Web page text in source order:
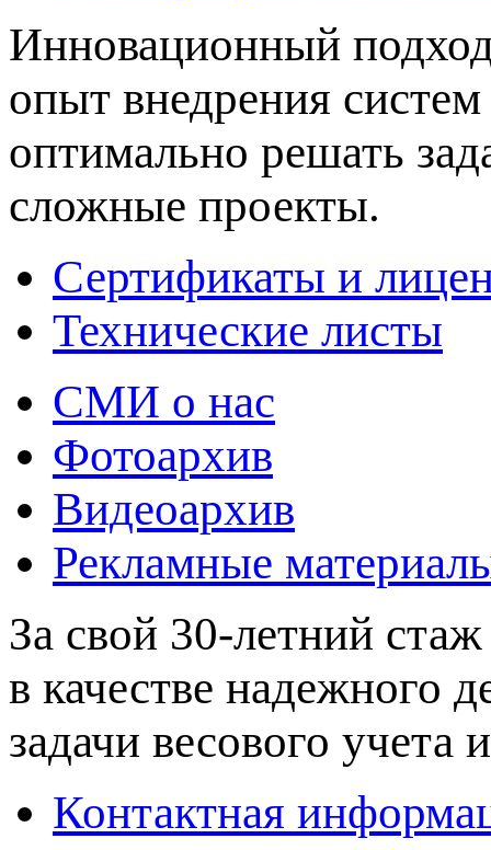
Инновационный
опыт внедрения
оптимально решать
сложные проекты.
Сертификаты и
Технические листы
СМИ о нас
Фотоархив
Видеоархив
Рекламные
За свой 30-летний
в качестве надежного
задачи весового учета
Контактная